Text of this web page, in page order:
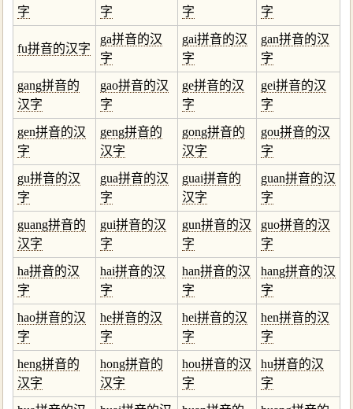
字
字
字
字
fu拼音的汉字
ga拼音的汉
字
gai拼音的汉
字
gan拼音的汉
字
gang拼音的
汉字
gao拼音的汉
字
ge拼音的汉
字
gei拼音的汉
字
gen拼音的汉
字
geng拼音的
汉字
gong拼音的
汉字
gou拼音的汉
字
gu拼音的汉
字
gua拼音的汉
字
guai拼音的
汉字
guan拼音的汉
字
guang拼音的
汉字
gui拼音的汉
字
gun拼音的汉
字
guo拼音的汉
字
ha拼音的汉
字
hai拼音的汉
字
han拼音的汉
字
hang拼音的汉
字
hao拼音的汉
字
he拼音的汉
字
hei拼音的汉
字
hen拼音的汉
字
heng拼音的
汉字
hong拼音的
汉字
hou拼音的汉
字
hu拼音的汉
字